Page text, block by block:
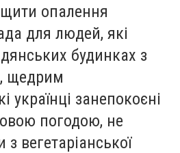
опалення
для людей, які
будинках з
щедрим
занепокоєні
погодою, не
вегетаріанської